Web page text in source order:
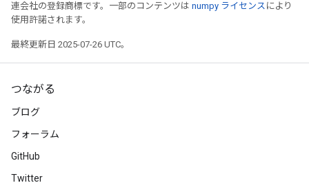
連会社の登録商標です。一部のコンテンツは numpy ライセンス により
使用許諾されます。
最終更新日 2025-07-26 UTC。
つながる
ブログ
フォーラム
GitHub
Twitter